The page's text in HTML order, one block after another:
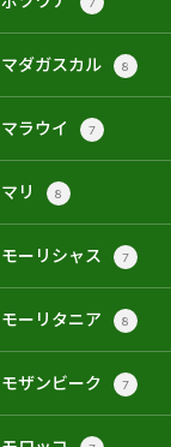
マダガスカル 8
マラウイ 7
マリ 8
モーリシャス 7
モーリタニア 8
モザンビーク 7